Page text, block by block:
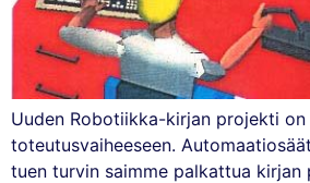
Uuden Robotiikka-kirjan projekti on
toteutusvaiheeseen.
tuen turvin saimme palkattua kirjan